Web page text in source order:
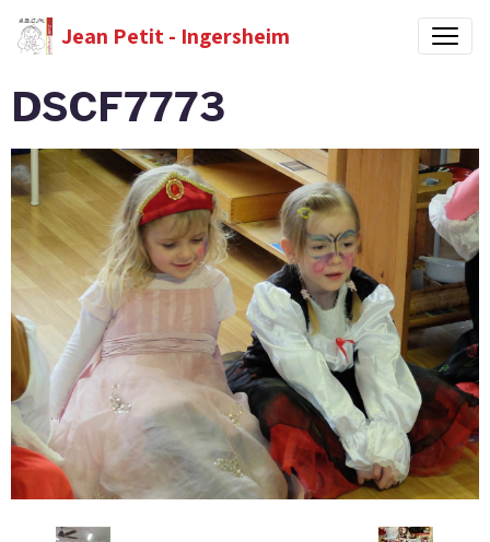
Jean Petit - Ingersheim
DSCF7773